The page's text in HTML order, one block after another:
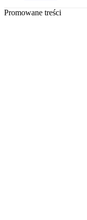
Promowane treści